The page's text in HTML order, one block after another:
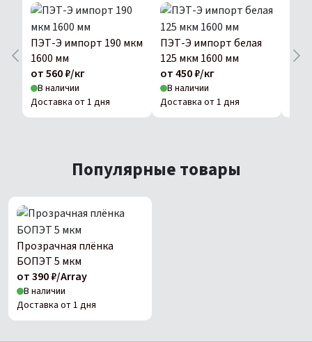
ПЭТ-Э импорт 190 мкм
1600 мм
от 560 ₽/кг
В наличии
Доставка от 1 дня
ПЭТ-Э импорт белая
125 мкм 1600 мм
от 450 ₽/кг
В наличии
Доставка от 1 дня
Популярные товары
Прозрачная плёнка
БОПЭТ 5 мкм
от 390 ₽/Array
В наличии
Доставка от 1 дня